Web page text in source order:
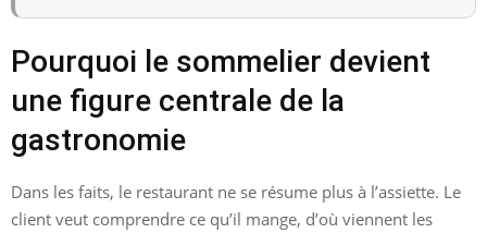
Pourquoi le sommelier devient
une figure centrale de la
gastronomie
Dans les faits, le restaurant ne se résume plus à l’assiette. Le
client veut comprendre ce qu’il mange, d’où viennent les